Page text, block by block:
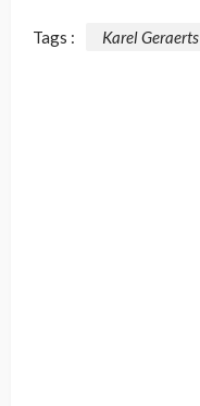
Tags : Karel Geraerts